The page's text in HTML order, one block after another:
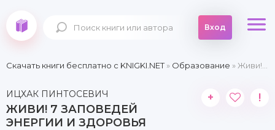
Вход
Скачать книги бесплатно c KNIGKI.NET» Образование » Живи! 7 заповедей энергии и здоровья
ИЦХАК ПИНТОСЕВИЧ
ЖИВИ! 7 ЗАПОВЕДЕЙ
ЭНЕРГИИ И ЗДОРОВЬЯ
+ !